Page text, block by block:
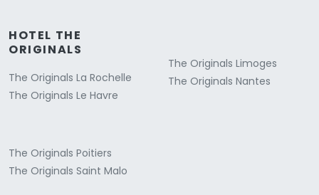
HOTEL THE
ORIGINALS
The Originals La Rochelle
The Originals Le Havre
The Originals Limoges
The Originals Nantes
The Originals Poitiers
The Originals Saint Malo